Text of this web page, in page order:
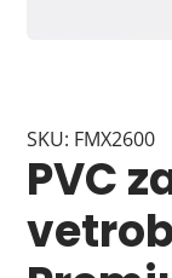
SKU: FMX2600
PVC